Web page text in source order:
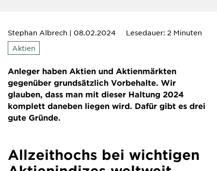
Stephan Albrech | 08.02.2024
Lesedauer: 2 Minuten
Aktien
Anleger haben Aktien und Aktienmärkten
gegenüber grundsätzlich Vorbehalte. Wir
glauben, dass man mit dieser Haltung 2024
komplett daneben liegen wird. Dafür gibt es drei
gute Gründe.
Allzeithochs bei wichtigen